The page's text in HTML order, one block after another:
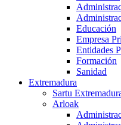
Educación
Empresa
Entidades
Formación
Sanidad
Extremadura
Sartu
Arloak